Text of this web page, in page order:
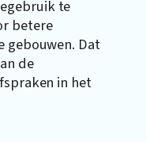
te
betere
gebouwen. Dat
de
in het